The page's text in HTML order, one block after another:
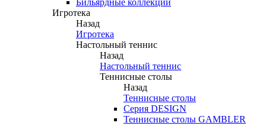
Бильярдные коллекции
Игротека
Назад
Игротека
Настольный теннис
Назад
Настольный теннис
Теннисные столы
Назад
Теннисные столы
Серия DESIGN
Теннисные столы GAMBLER